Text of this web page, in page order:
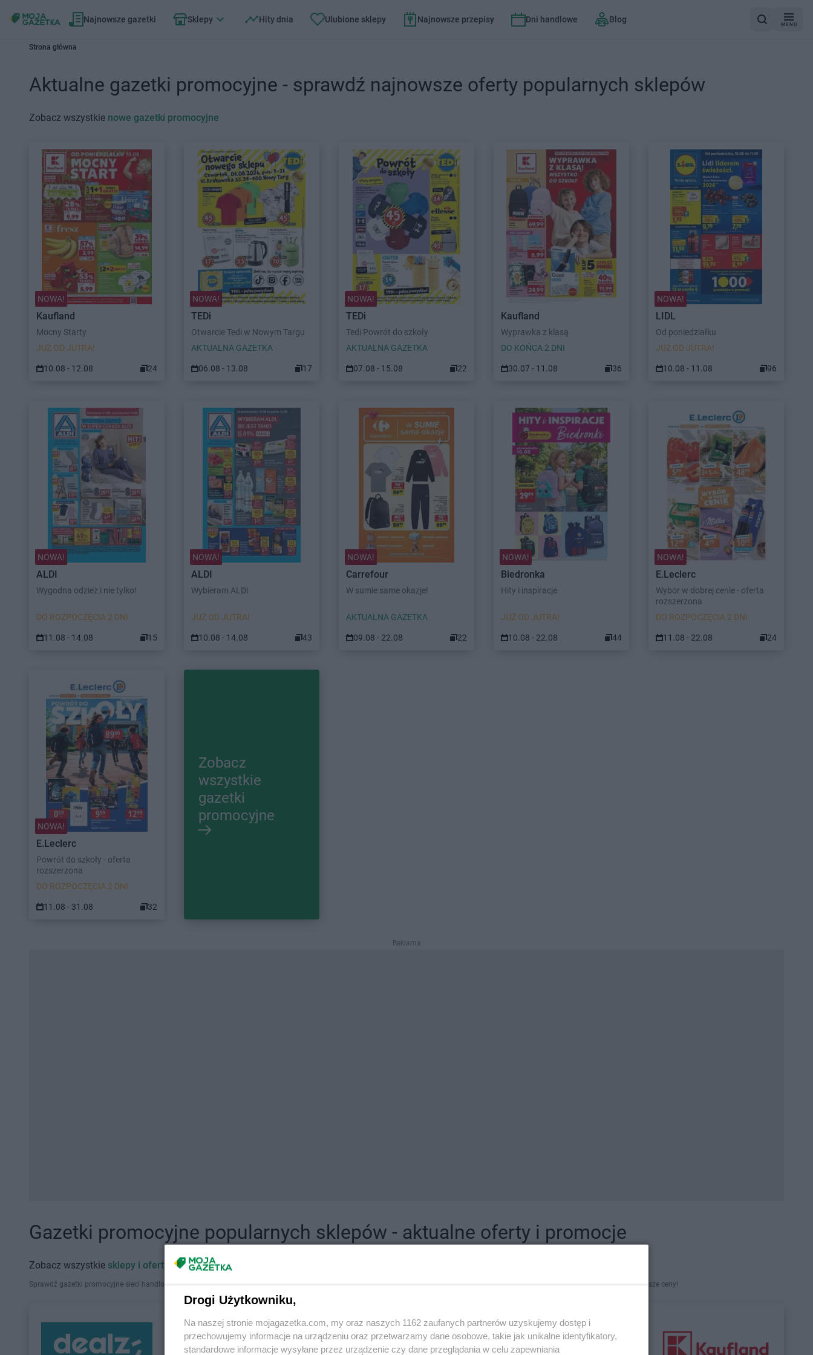
Najnowsze gazetki Sklepy Hity dnia Ulubione sklepy Najnowsze przepisy Dni handlowe Blog
MENU
Strona główna
Aktualne gazetki promocyjne - sprawdź najnowsze oferty popularnych sklepów
Zobacz wszystkie nowe gazetki promocyjne
NOWA!
Kaufland
Mocny Starty
JUŻ OD JUTRA!
10.08 - 12.08 24
NOWA!
TEDi
Otwarcie Tedi w Nowym Targu
AKTUALNA GAZETKA
06.08 - 13.08 17
NOWA!
TEDi
Tedi Powrót do szkoły
AKTUALNA GAZETKA
07.08 - 15.08 22
Kaufland
Wyprawka z klasą
DO KOŃCA 2 DNI
30.07 - 11.08 36
NOWA!
LIDL
Od poniedziałku
JUŻ OD JUTRA!
10.08 - 11.08 96
NOWA!
ALDI
Wygodna odzież i nie tylko!
DO ROZPOCZĘCIA 2 DNI
11.08 - 14.08 15
NOWA!
ALDI
Wybieram ALDI
JUŻ OD JUTRA!
10.08 - 14.08 43
NOWA!
Carrefour
W sumie same okazje!
AKTUALNA GAZETKA
09.08 - 22.08 22
NOWA!
Biedronka
Hity i inspiracje
JUŻ OD JUTRA!
10.08 - 22.08 44
NOWA!
E.Leclerc
Wybór w dobrej cenie - oferta
rozszerzona
DO ROZPOCZĘCIA 2 DNI
11.08 - 22.08 24
NOWA!
E.Leclerc
Powrót do szkoły - oferta
rozszerzona
DO ROZPOCZĘCIA 2 DNI
11.08 - 31.08 32
Zobacz
wszystkie
gazetki
promocyjne
Reklama
Gazetki promocyjne popularnych sklepów - aktualne oferty i promocje
Zobacz wszystkie sklepy i oferty promocyjne
Sprawdź gazetki promocyjne sieci handlowych, które działają w Polsce. Znajdziesz tutaj sklepy należące do lokalnych sieci oraz duże, znane super- i hipermarkety. Najlepsze promocje i najniższe ceny!
Drogi Użytkowniku,
Na naszej stronie mojagazetka.com, my oraz naszych 1162 zaufanych partnerów uzyskujemy dostęp i
przechowujemy informacje na urządzeniu oraz przetwarzamy dane osobowe, takie jak unikalne identyfikatory,
standardowe informacje wysyłane przez urządzenie czy dane przeglądania w celu zapewniania